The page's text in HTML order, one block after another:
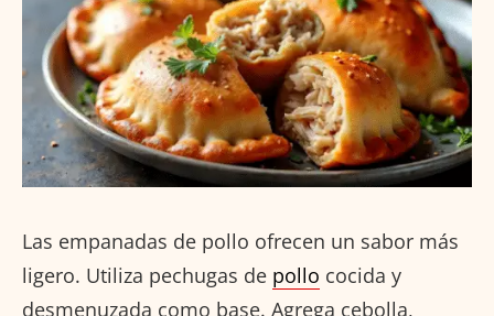
Las empanadas de pollo ofrecen un sabor más
ligero. Utiliza pechugas de pollo cocida y
desmenuzada como base. Agrega cebolla,